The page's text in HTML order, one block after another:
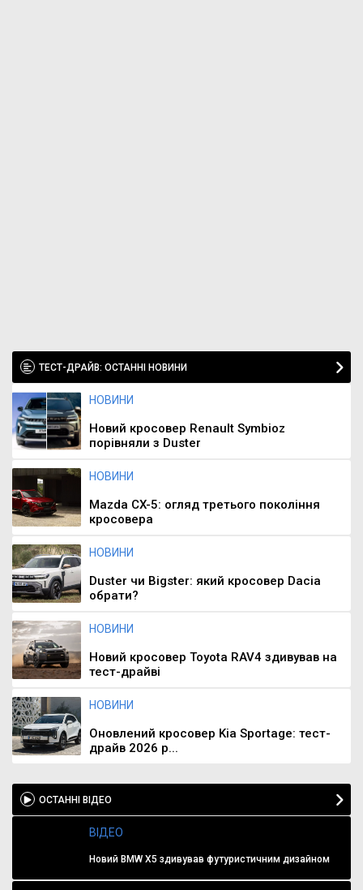
ТЕСТ-ДРАЙВ: ОСТАННІ НОВИНИ
НОВИНИ
Новий кросовер Renault Symbioz
порівняли з Duster
НОВИНИ
Mazda CX-5: огляд третього покоління
кросовера
НОВИНИ
Duster чи Bigster: який кросовер Dacia
обрати?
НОВИНИ
Новий кросовер Toyota RAV4 здивував на
тест-драйві
НОВИНИ
Оновлений кросовер Kia Sportage: тест-
драйв 2026 р...
ОСТАННІ ВІДЕО
ВІДЕО
Новий BMW X5 здивував футуристичним дизайном